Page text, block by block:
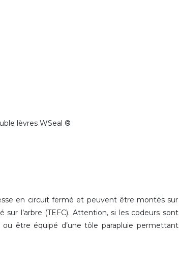
lèvres WSeal ®
en circuit fermé et peuvent être montés sur
l’arbre (TEFC). Attention, si les codeurs sont
être équipé d’une tôle parapluie permettant